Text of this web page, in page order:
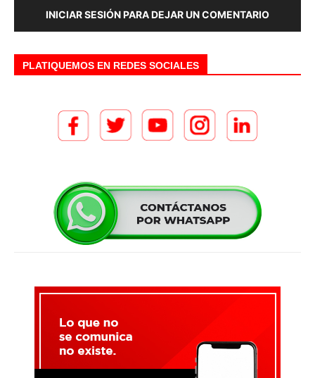
INICIAR SESIÓN PARA DEJAR UN COMENTARIO
PLATIQUEMOS EN REDES SOCIALES